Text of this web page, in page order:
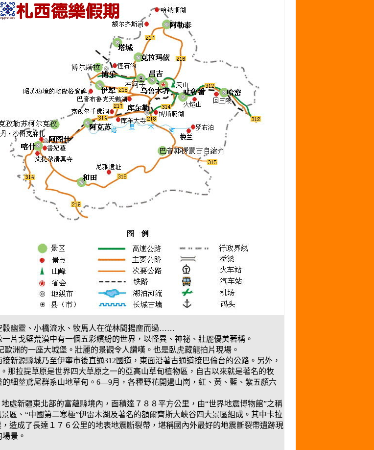
穀幽靈、小橋流水、牧馬人在從林間揚塵而過……
片戈壁荒漠中有一個五彩繽紛的世界，以怪異、神祕、壯麗優美著稱。
歐洲的一座大城堡。壯麗的景觀令人讚嘆。也是臥虎藏龍拍片現場。
新源縣城乃至伊寧市後直通312國道，東面沿著古通道接巴倫台的公路。另外，
那拉提草原是世界四大草原之一的亞高山草甸植物區，自古以來就是著名的牧
細莖鳶尾群系山地草甸。6—9月，各種野花開遍山崗，紅、黃、藍、紫五顏六
處新疆東北部的富蘊縣境內，面積達７８８平方公里，由“世界地震博物館”之稱
區、“中國第二寒極”伊雷木湖及著名的額爾齊斯大峽谷四大景區組成。其中卡拉
造成了長達１７６公里的地表地震斷裂帶，堪稱國內外最好的地震斷裂帶遺跡現
景。